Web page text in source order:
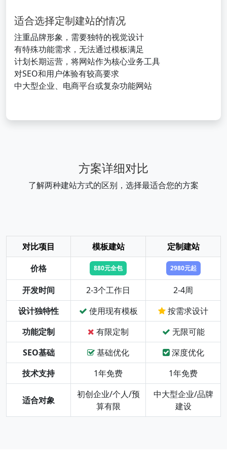
适合选择定制建站的情况
注重品牌形象，需要独特的视觉设计
有特殊功能需求，无法通过模板满足
计划长期运营，将网站作为核心业务工具
对SEO和用户体验有较高要求
中大型企业、电商平台或复杂功能网站
方案详细对比
了解两种建站方式的区别，选择最适合您的方案
对比项目 模板建站
定制建站
价格
880元全包 2980元起
开发时间 2-3个工作日
2-4周
设计独特性
使用现有模板
按需求设计
功能定制
有限定制
无限可能
SEO基础
基础优化
深度优化
技术支持
1年免费 1年免费
适合对象
初创企业/个人/预
算有限
中大型企业/品牌
建设